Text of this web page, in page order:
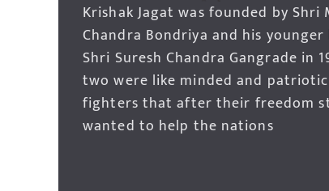
Krishak Jagat was founded by Shri
Chandra Bondriya and his
Shri Suresh Chandra Gangrade in
two were like minded and
fighters that after their freedom
wanted to help the nations